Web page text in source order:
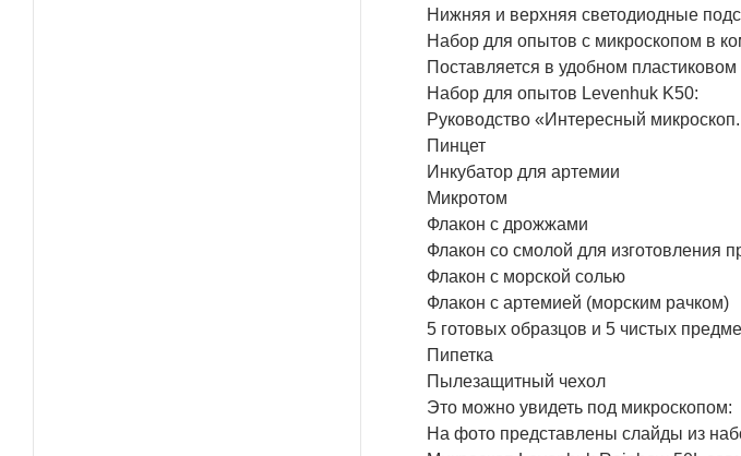
Нижняя и верхняя светодиодные
Набор для опытов с микроскопом в
Поставляется в удобном пластиковом
Набор для опытов Levenhuk K50:
Руководство «Интересный
Пинцет
Инкубатор для артемии
Микротом
Флакон с дрожжами
Флакон со смолой для изготовления
Флакон с морской солью
Флакон с артемией (морским рачком)
5 готовых образцов и 5 чистых
Пипетка
Пылезащитный чехол
Это можно увидеть под микроскопом:
На фото представлены слайды из